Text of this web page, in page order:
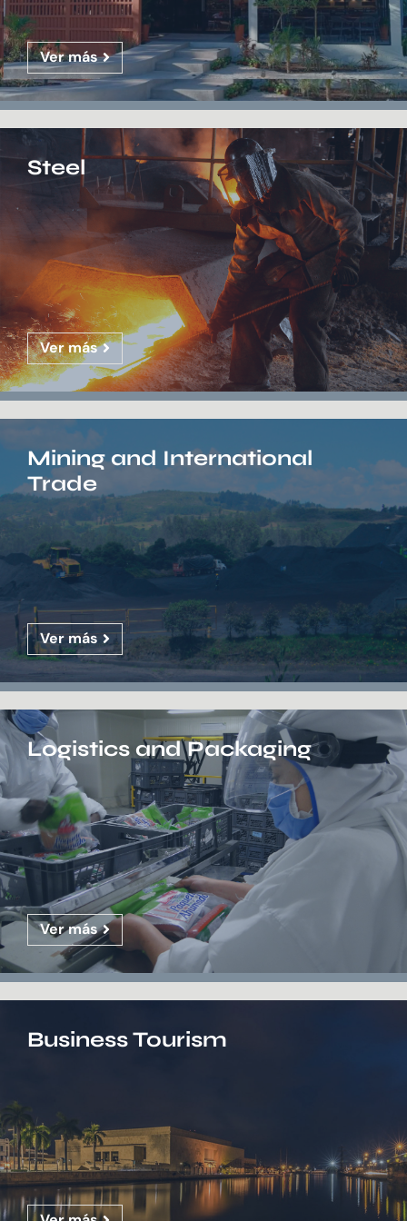
Ver más
Steel
Ver más
Mining and International
Trade
Ver más
Logistics and Packaging
Ver más
Business Tourism